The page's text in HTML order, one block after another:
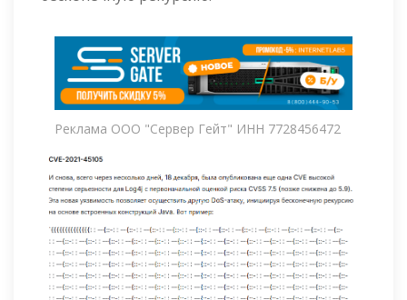
Реклама ООО "Сервер Гейт" ИНН 7728456472